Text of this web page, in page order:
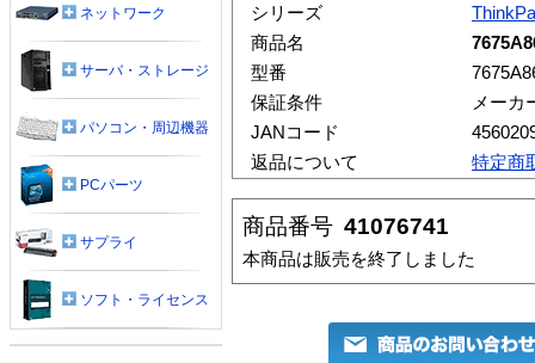
シリーズ
商品名
型番
保証条件
メーカ
JANコード
返品について
特定商
商品番号 41076741
本商品は販売を終了しました
ネットワーク
サーバ・ストレージ
パソコン・周辺機器
PCパーツ
サプライ
ソフト・ライセンス